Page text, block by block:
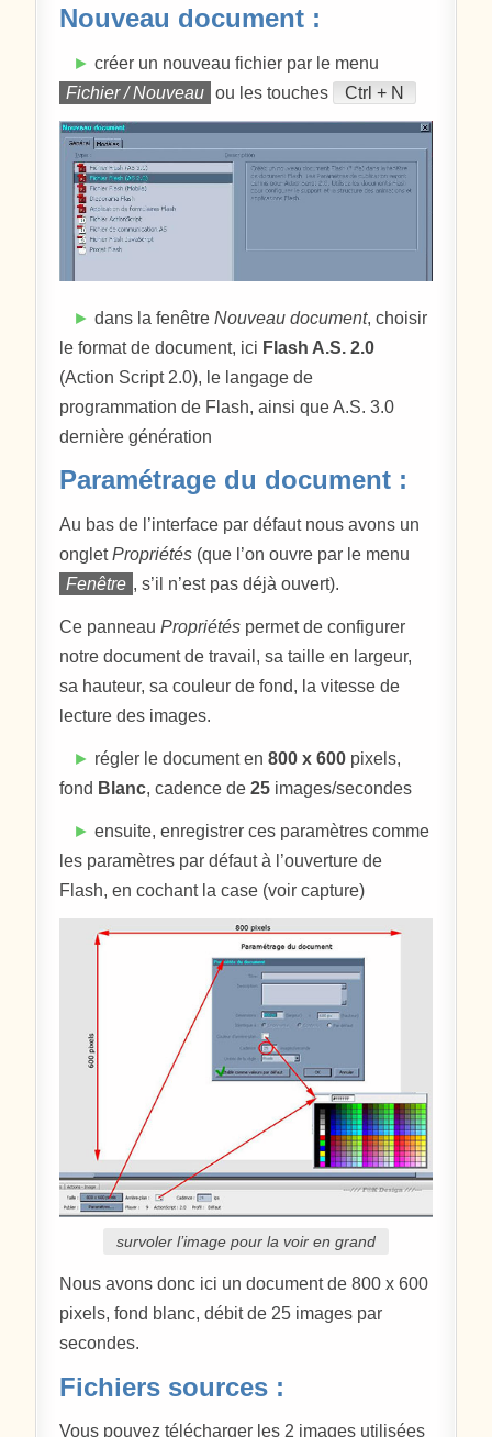
Nouveau document :
► créer un nouveau fichier par le menu
Fichier / Nouveau ou les touches Ctrl + N
► dans la fenêtreNouveau document, choisir
le format de document, ici Flash A.S. 2.0
(Action Script 2.0), le langage de
programmation de Flash, ainsi que A.S. 3.0
dernière génération
Paramétrage du document :
Au bas de l’interface par défaut nous avons un
ongletPropriétés (que l’on ouvre par le menu
Fenêtre , s’il n’est pas déjà ouvert).
Ce panneauPropriétés permet de configurer
notre document de travail, sa taille en largeur,
sa hauteur, sa couleur de fond, la vitesse de
lecture des images.
► régler le document en800 x 600 pixels,
fond Blanc, cadence de25 images/secondes
► ensuite, enregistrer ces paramètres comme
les paramètres par défaut à l’ouverture de
Flash, en cochant la case (voir capture)
survoler l’image pour la voir en grand
Nous avons donc ici un document de 800 x 600
pixels, fond blanc, débit de 25 images par
secondes.
Fichiers sources :
Vous pouvez télécharger les 2 images utilisées